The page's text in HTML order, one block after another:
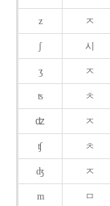
z ㅈ
ʃ 시
ʒ ㅈ
ʦ ㅊ
ʣ ㅈ
ʧ ㅊ
ʤ ㅈ
m ㅁ